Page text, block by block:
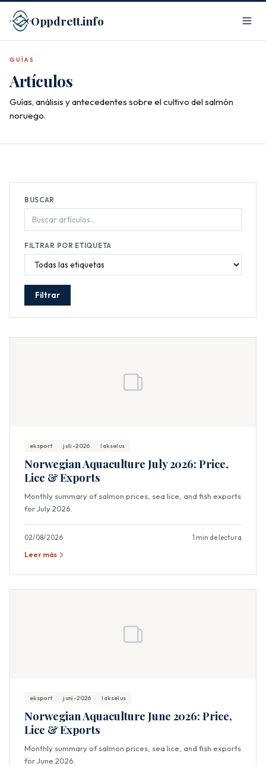
Oppdrett.info
GUÍAS
Artículos
Guías, análisis y antecedentes sobre el cultivo del salmón
noruego.
BUSCAR
FILTRAR POR ETIQUETA
Filtrar
eksport juli-2026 lakselus
Norwegian Aquaculture July 2026: Price,
Lice & Exports
Monthly summary of salmon prices, sea lice, and fish exports
for July 2026.
02/08/2026
1 min de lectura
Leer más
eksport juni-2026 lakselus
Norwegian Aquaculture June 2026: Price,
Lice & Exports
Monthly summary of salmon prices, sea lice, and fish exports
for June 2026.